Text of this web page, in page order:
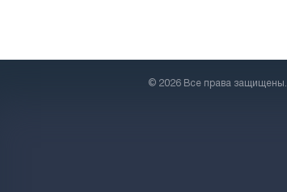
© 2026 Все права защищены.